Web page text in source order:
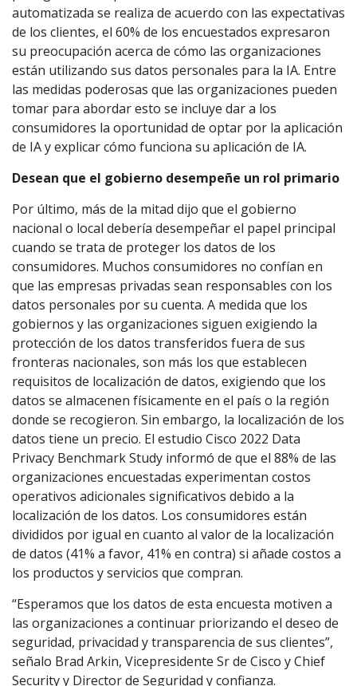
automatizada se realiza de acuerdo con las expectativas
de los clientes, el 60% de los encuestados expresaron
su preocupación acerca de cómo las organizaciones
están utilizando sus datos personales para la IA. Entre
las medidas poderosas que las organizaciones pueden
tomar para abordar esto se incluye dar a los
consumidores la oportunidad de optar por la aplicación
de IA y explicar cómo funciona su aplicación de IA.
Desean que el gobierno desempeñe un rol primario
Por último, más de la mitad dijo que el gobierno
nacional o local debería desempeñar el papel principal
cuando se trata de proteger los datos de los
consumidores. Muchos consumidores no confían en
que las empresas privadas sean responsables con los
datos personales por su cuenta. A medida que los
gobiernos y las organizaciones siguen exigiendo la
protección de los datos transferidos fuera de sus
fronteras nacionales, son más los que establecen
requisitos de localización de datos, exigiendo que los
datos se almacenen físicamente en el país o la región
donde se recogieron. Sin embargo, la localización de los
datos tiene un precio. El estudio Cisco 2022 Data
Privacy Benchmark Study informó de que el 88% de las
organizaciones encuestadas experimentan costos
operativos adicionales significativos debido a la
localización de los datos. Los consumidores están
divididos por igual en cuanto al valor de la localización
de datos (41% a favor, 41% en contra) si añade costos a
los productos y servicios que compran.
“Esperamos que los datos de esta encuesta motiven a
las organizaciones a continuar priorizando el deseo de
seguridad, privacidad y transparencia de sus clientes”,
señalo Brad Arkin, Vicepresidente Sr de Cisco y Chief
Security y Director de Seguridad y confianza.